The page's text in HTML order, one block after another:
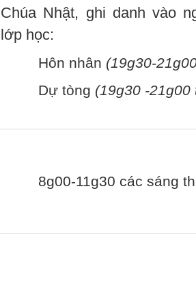
Chúa Nhật, ghi danh vào
lớp học:
Hôn nhân (19g30-
Dự tòng (19g30 -
8g00-11g30 các sáng